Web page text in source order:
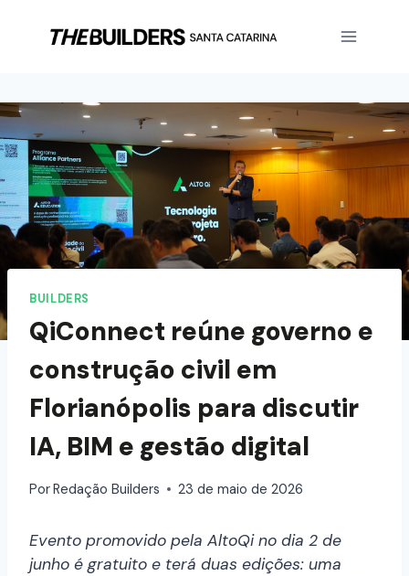
BUILDERS
QiConnect reúne governo e
construção civil em
Florianópolis para discutir
IA, BIM e gestão digital
PorRedação Builders 23 de maio de 2026
Evento promovido pela AltoQi no dia 2 de
junho é gratuito e terá duas edições: uma